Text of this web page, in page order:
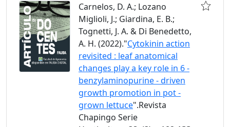
Carnelos, D. A.; Lozano
Miglioli, J.; Giardina, E. B.;
Tognetti, J. A. & Di Benedetto,
A. H. (2022)."Cytokinin action
revisited : leaf anatomical
changes play a key role in 6 -
benzylaminopurine - driven
growth promotion in pot -
grown lettuce".Revista
Chapingo Serie